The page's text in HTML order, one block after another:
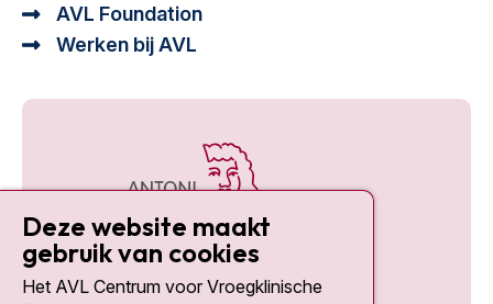
AVL Foundation
Werken bij AVL
Deze website maakt
gebruik van cookies
Het AVL Centrum voor Vroegklinische